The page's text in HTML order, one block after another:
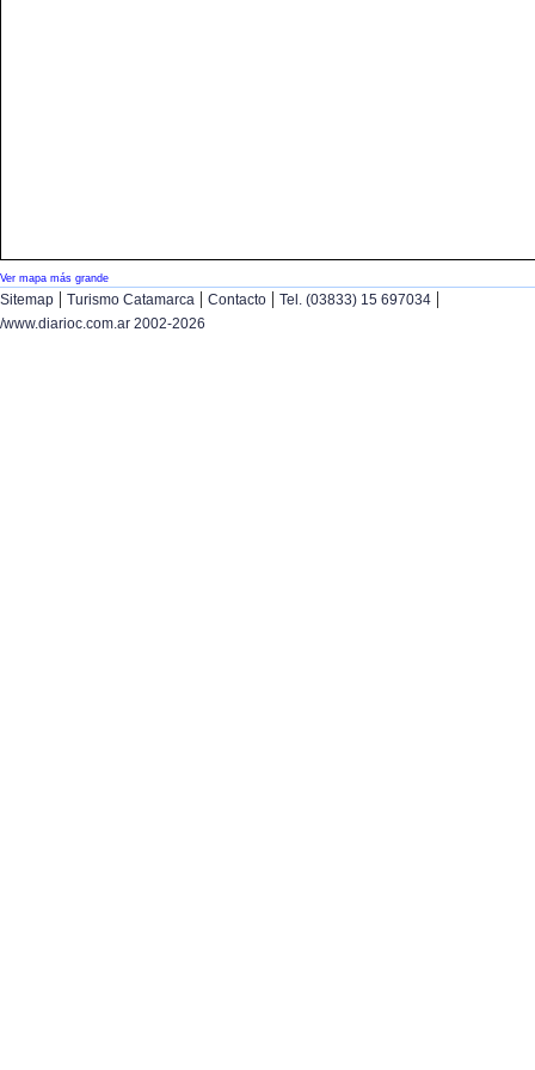
Ver mapa más grande
Sitemap | Turismo Catamarca | Contacto | Tel. (03833) 15 697034 |
/www.diarioc.com.ar 2002-2026